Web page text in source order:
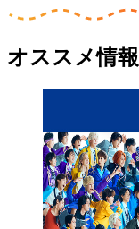
オススメ情報